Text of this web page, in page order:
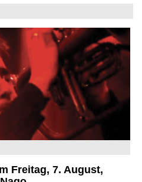
Garda Jazz Festival
Freitag, 7. August,